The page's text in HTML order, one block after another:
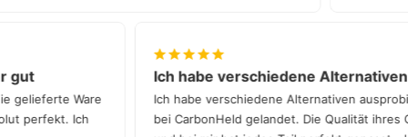
gut
gelieferte Ware
perfekt. Ich
Ich habe verschiedene
Ich habe verschiedene Alternativen
bei CarbonHeld gelandet. Die Qualität